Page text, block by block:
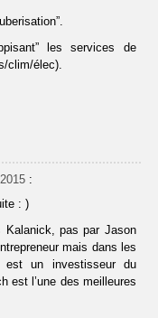
les services de
clim/élec).
:
: )
Kalanick, pas par Jason
mais dans les
est un investisseur du
est l’une des meilleures